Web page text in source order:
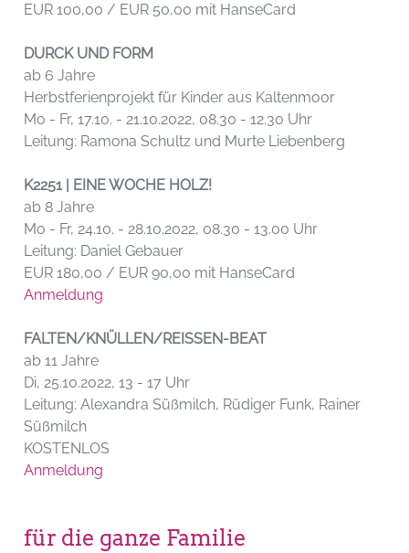
EUR 100,00 / EUR 50,00 mit HanseCard
DURCK UND FORM
ab 6 Jahre
Herbstferienprojekt für Kinder aus Kaltenmoor
Mo - Fr, 17.10. - 21.10.2022, 08.30 - 12.30 Uhr
Leitung: Ramona Schultz und Murte Liebenberg
K2251 | EINE WOCHE HOLZ!
ab 8 Jahre
Mo - Fr, 24.10. - 28.10.2022, 08.30 - 13.00 Uhr
Leitung: Daniel Gebauer
EUR 180,00 / EUR 90,00 mit HanseCard
Anmeldung
FALTEN/KNÜLLEN/REISSEN-BEAT
ab 11 Jahre
Di, 25.10.2022, 13 - 17 Uhr
Leitung: Alexandra Süßmilch, Rüdiger Funk, Rainer
Süßmilch
KOSTENLOS
Anmeldung
für die ganze Familie